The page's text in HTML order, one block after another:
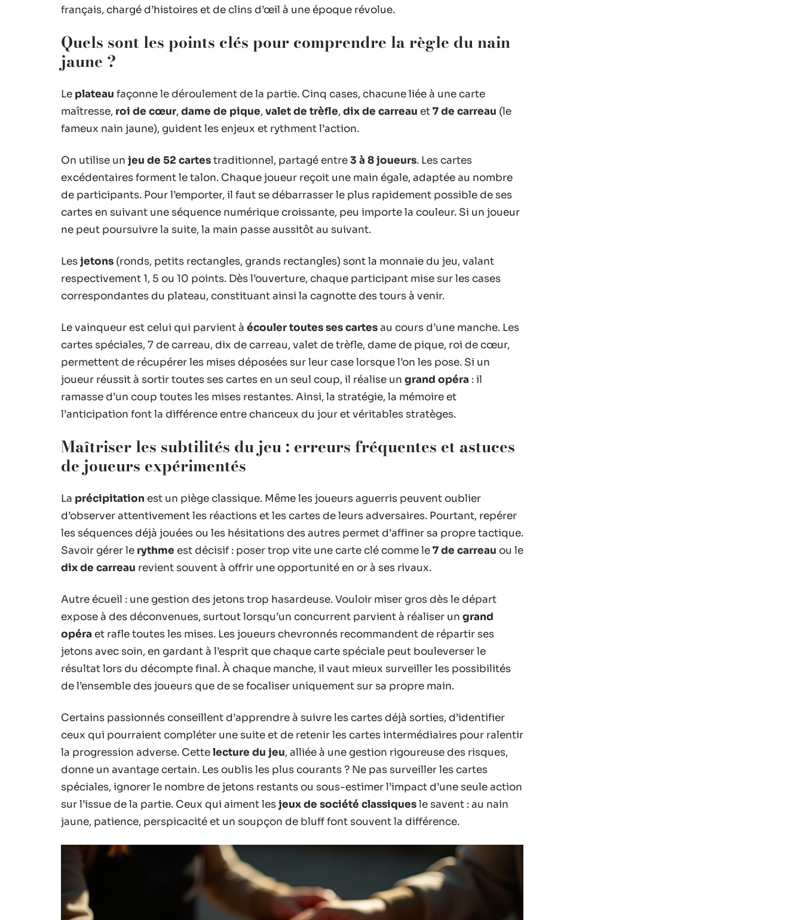
français, chargé d’histoires et de clins d’œil à une époque révolue.
Quels sont les points clés pour comprendre la règle du nain
jaune ?
Le plateau façonne le déroulement de la partie. Cinq cases, chacune liée à une carte
maîtresse, roi de cœur,dame de pique,valet de trèfle,dix de carreau et7 de carreau (le
fameux nain jaune), guident les enjeux et rythment l’action.
On utilise un jeu de 52 cartestraditionnel, partagé entre3 à 8 joueurs. Les cartes
excédentaires forment le talon. Chaque joueur reçoit une main égale, adaptée au nombre
de participants. Pour l’emporter, il faut se débarrasser le plus rapidement possible de ses
cartes en suivant une séquence numérique croissante, peu importe la couleur. Si un joueur
ne peut poursuivre la suite, la main passe aussitôt au suivant.
Lesjetons (ronds, petits rectangles, grands rectangles) sont la monnaie du jeu, valant
respectivement 1, 5 ou 10 points. Dès l’ouverture, chaque participant mise sur les cases
correspondantes du plateau, constituant ainsi la cagnotte des tours à venir.
Le vainqueur est celui qui parvient à écouler toutes ses cartesau cours d’une manche. Les
cartes spéciales, 7 de carreau, dix de carreau, valet de trèfle, dame de pique, roi de cœur,
permettent de récupérer les mises déposées sur leur case lorsque l’on les pose. Si un
joueur réussit à sortir toutes ses cartes en un seul coup, il réalise un grand opéra : il
ramasse d’un coup toutes les mises restantes. Ainsi, la stratégie, la mémoire et
l’anticipation font la différence entre chanceux du jour et véritables stratèges.
Maîtriser les subtilités du jeu : erreurs fréquentes et astuces
de joueurs expérimentés
La précipitation est un piège classique. Même les joueurs aguerris peuvent oublier
d’observer attentivement les réactions et les cartes de leurs adversaires. Pourtant, repérer
les séquences déjà jouées ou les hésitations des autres permet d’affiner sa propre tactique.
Savoir gérer le rythme est décisif : poser trop vite une carte clé comme le7 de carreau ou le
dix de carreau revient souvent à offrir une opportunité en or à ses rivaux.
Autre écueil : une gestion des jetons trop hasardeuse. Vouloir miser gros dès le départ
expose à des déconvenues, surtout lorsqu’un concurrent parvient à réaliser un grand
opéra et rafle toutes les mises. Les joueurs chevronnés recommandent de répartir ses
jetons avec soin, en gardant à l’esprit que chaque carte spéciale peut bouleverser le
résultat lors du décompte final. À chaque manche, il vaut mieux surveiller les possibilités
de l’ensemble des joueurs que de se focaliser uniquement sur sa propre main.
Certains passionnés conseillent d’apprendre à suivre les cartes déjà sorties, d’identifier
ceux qui pourraient compléter une suite et de retenir les cartes intermédiaires pour ralentir
la progression adverse. Cettelecture du jeu, alliée à une gestion rigoureuse des risques,
donne un avantage certain. Les oublis les plus courants ? Ne pas surveiller les cartes
spéciales, ignorer le nombre de jetons restants ou sous-estimer l’impact d’une seule action
sur l’issue de la partie. Ceux qui aiment lesjeux de société classiquesle savent : au nain
jaune, patience, perspicacité et un soupçon de bluff font souvent la différence.